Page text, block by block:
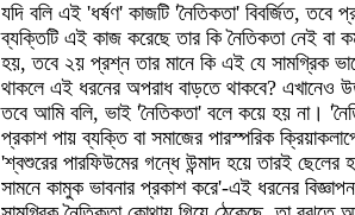
যদি বলি এই 'ধর্ষণ' কাজটি 'নৈতিকতা' বিবর্জিত, তবে
ব্যক্তিটি এই কাজ করেছে তার কি নৈতিকতা নেই
হয়, তবে ২য় প্রশ্ন তার মানে কি এই যে সামগ্রিক
থাকলে এই ধরনের অপরাধ বাড়তে থাকবে? এখানেও
তবে আমি বলি, ভাই 'নৈতিকতা' বলে কয়ে হয় না।
প্রকাশ পায় ব্যক্তি বা সমাজের পারস্পরিক
'শ্বশুরের পারফিউমের গন্ধে উন্মাদ হয়ে তারই ছেলের
সামনে কামুক ভাবনার প্রকাশ করে'-এই ধরনের